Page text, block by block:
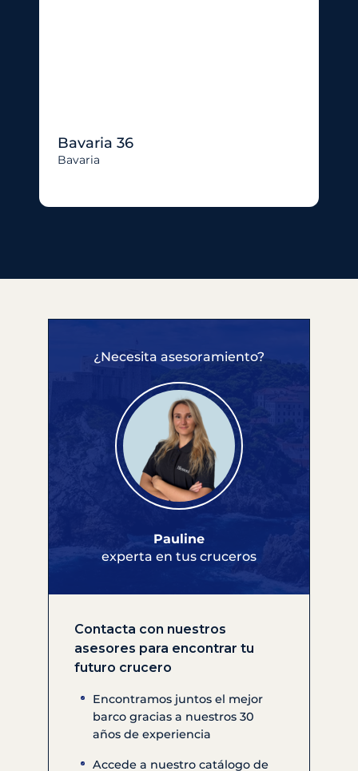
Bavaria 36
Bavaria
¿Necesita asesoramiento?
Pauline
experta en tus cruceros
Contacta con nuestros
asesores para encontrar tu
futuro crucero
Encontramos juntos el mejor
barco gracias a nuestros 30
años de experiencia
Accede a nuestro catálogo de